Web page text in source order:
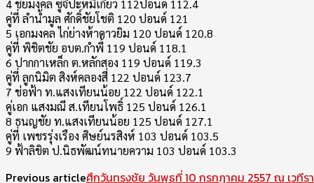
4 ชัยมงคล ซูจีปะหมี่เกี๊ยว 112ปอนด์ 112.4
คู่ที่ ลำน้ำมูล ศักดิ์ชัยโชติ 120 ปอนด์ 121
5 เอกมงคล ไก่ย่างห้าดาวยิม 120 ปอนด์ 120.8
คู่ที่ พิชิตชัย อบต.กำพี้ 119 ปอนด์ 118.1
6 ปากกาเหล็ก ต.หลักสอง 119 ปอนด์ 119.3
คู่ที่ ลูกนิมิต สิงห์คลองสี่ 122 ปอนด์ 123.7
7 ช่อฟ้า ท.แสงเทียนน้อย 122 ปอนด์ 122.1
คู่เอก แสงมณี ส.เทียนโพธิ์ 125 ปอนด์ 126.1
8 ธนญชัย ท.แสงเทียนน้อย 125 ปอนด์ 127.1
คู่ที่ เพชรรุ่งเรือง ศิษย์นรสิงห์ 103 ปอนด์ 103.5
9 ฟ้าลิขิต ป.นิธพัฒน์ทนายความ 103 ปอนด์ 103.3
Previous articleศึกวันทรงชัย วันพุธที่ 10 กรกฎาคม 2557 ณ เวทีร